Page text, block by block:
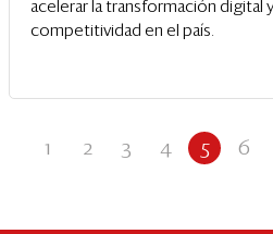
acelerar la transformación digital
competitividad en el país.
1 2 3 4 5 6